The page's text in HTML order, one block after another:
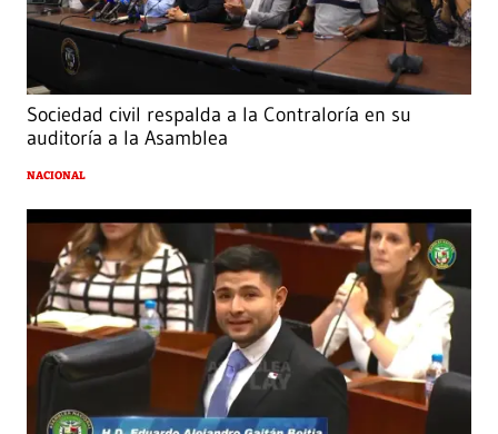
Sociedad civil respalda a la Contraloría en su
auditoría a la Asamblea
NACIONAL